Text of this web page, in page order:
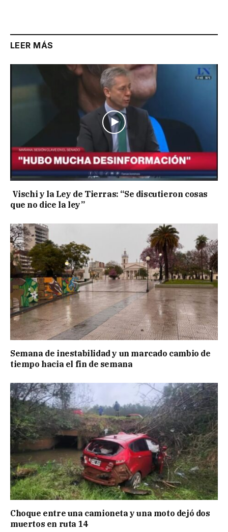
LEER MÁS
Vischi y la Ley de Tierras: “Se discutieron cosas
que no dice la ley”
Semana de inestabilidad y un marcado cambio de
tiempo hacia el fin de semana
Choque entre una camioneta y una moto dejó dos
muertos en ruta 14